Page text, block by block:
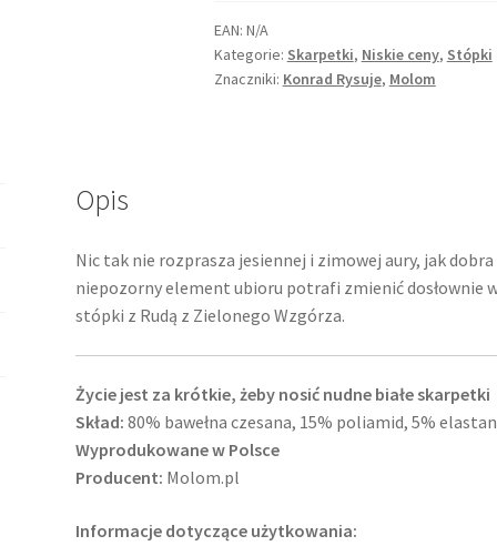
EAN: N/A
Kategorie: Skarpetki, Niskie ceny, Stópki
Znaczniki: Konrad Rysuje, Molom
Opis
Nic tak nie rozprasza jesiennej i zimowej aury, jak
niepozorny element ubioru potrafi zmienić dosłownie
stópki z Rudą z Zielonego Wzgórza.
Życie jest za krótkie, żeby nosić nudne białe skarpetki
Skład: 80% bawełna czesana, 15% poliamid, 5% elastan
Wyprodukowane w Polsce
Producent: Molom.pl
Informacje dotyczące użytkowania: